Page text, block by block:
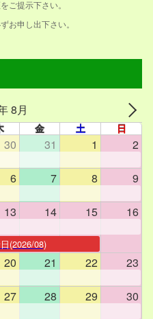
ご提示下さい。
お申し出下さい。
8月
金 土 日
30 31 1 2
6 7 8 9
13 14 15 16
(2026/08)
20 21 22 23
27 28 29 30